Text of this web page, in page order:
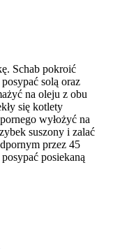
Schab pokroić
solą oraz
na oleju z obu
się kotlety
wyłożyć na
suszony i zalać
przez 45
posiekaną